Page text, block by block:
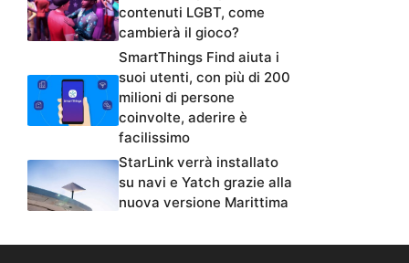
contenuti LGBT, come
cambierà il gioco?
SmartThings Find aiuta i
suoi utenti, con più di 200
milioni di persone
coinvolte, aderire è
facilissimo
StarLink verrà installato
su navi e Yatch grazie alla
nuova versione Marittima